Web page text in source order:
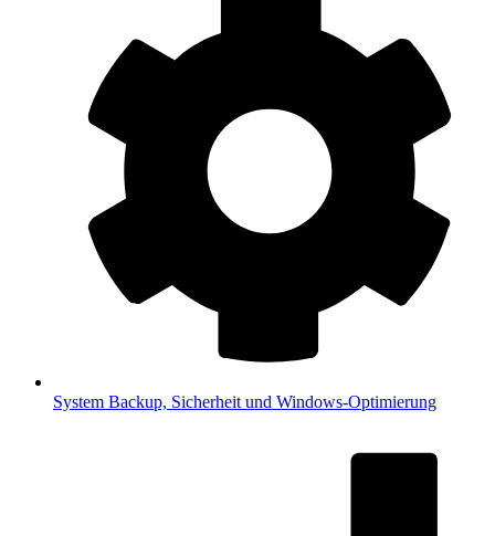
System Backup, Sicherheit und Windows-Optimierung